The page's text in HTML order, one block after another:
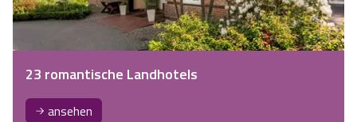
23 romantische Landhotels
ansehen